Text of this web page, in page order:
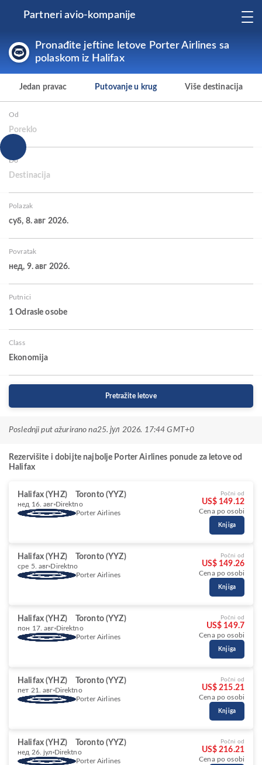
Partneri avio-kompanije
Pronađite jeftine letove Porter Airlines sa
polaskom iz Halifax
Jedan pravac Putovanje u krug Više destinacija
Od
Poreklo
Do
Destinacija
Polazak
суб, 8. авг 2026.
Povratak
нед, 9. авг 2026.
Putnici
1 Odrasle osobe
Class
Ekonomija
Pretražite letove
Poslednji put ažurirano na25. јул 2026. 17:44 GMT+0
Rezervišite i dobijte najbolje Porter Airlines ponude za letove od
Halifax
Halifax (YHZ) Toronto (YYZ)
нед 16. авг Direktno
Porter Airlines
Počni od
US$ 149.12
Cena po osobi
Knjiga
Halifax (YHZ) Toronto (YYZ)
сре 5. авг Direktno
Porter Airlines
Počni od
US$ 149.26
Cena po osobi
Knjiga
Halifax (YHZ) Toronto (YYZ)
пон 17. авг Direktno
Porter Airlines
Počni od
US$ 149.7
Cena po osobi
Knjiga
Halifax (YHZ) Toronto (YYZ)
пет 21. авг Direktno
Porter Airlines
Počni od
US$ 215.21
Cena po osobi
Knjiga
Halifax (YHZ) Toronto (YYZ)
нед 26. јул Direktno
Porter Airlines
Počni od
US$ 216.21
Cena po osobi